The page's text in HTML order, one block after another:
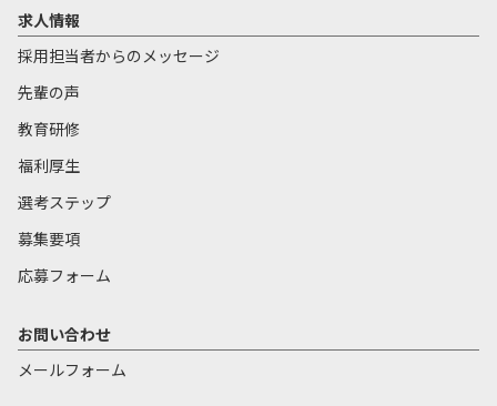
求人情報
採用担当者からのメッセージ
先輩の声
教育研修
福利厚生
選考ステップ
募集要項
応募フォーム
お問い合わせ
メールフォーム